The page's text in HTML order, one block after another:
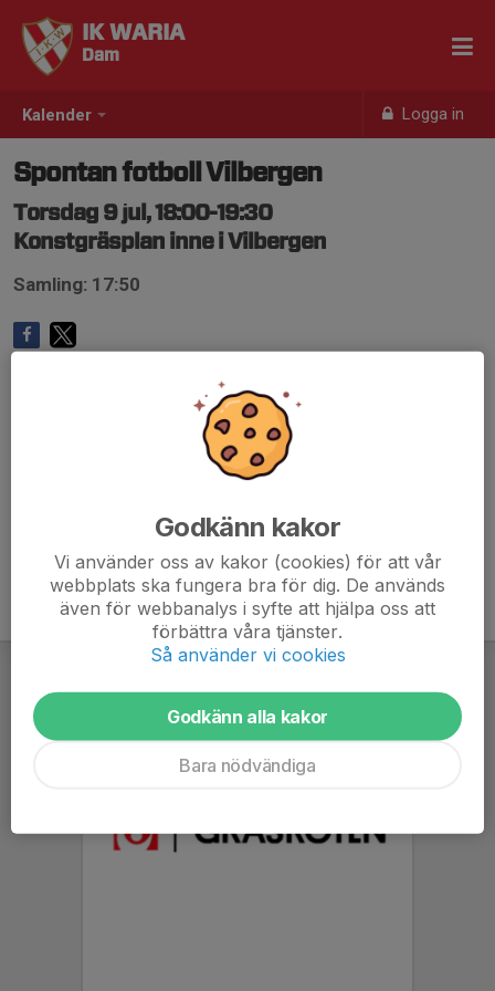
Kalender Logga in
IK WARIA
Dam
Spontan fotboll Vilbergen
Torsdag 9 jul, 18:00-19:30
Konstgräsplan inne i Vilbergen
Samling: 17:50
Godkänn kakor
Vi använder oss av kakor (cookies) för att vår
webbplats ska fungera bra för dig. De används
även för webbanalys i syfte att hjälpa oss att
förbättra våra tjänster.
Så använder vi cookies
Godkänn alla kakor
Bara nödvändiga